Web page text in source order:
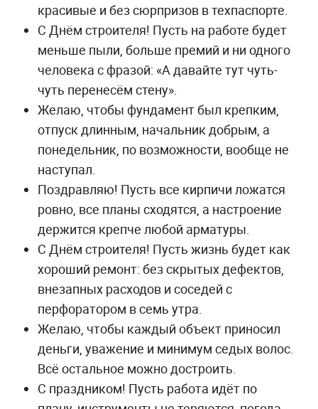
красивые и без сюрпризов в техпаспорте.
С Днём строителя! Пусть на работе будет
меньше пыли, больше премий и ни одного
человека с фразой: «А давайте тут чуть-
чуть перенесём стену».
Желаю, чтобы фундамент был крепким,
отпуск длинным, начальник добрым, а
понедельник, по возможности, вообще не
наступал.
Поздравляю! Пусть все кирпичи ложатся
ровно, все планы сходятся, а настроение
держится крепче любой арматуры.
С Днём строителя! Пусть жизнь будет как
хороший ремонт: без скрытых дефектов,
внезапных расходов и соседей с
перфоратором в семь утра.
Желаю, чтобы каждый объект приносил
деньги, уважение и минимум седых волос.
Всё остальное можно достроить.
С праздником! Пусть работа идёт по